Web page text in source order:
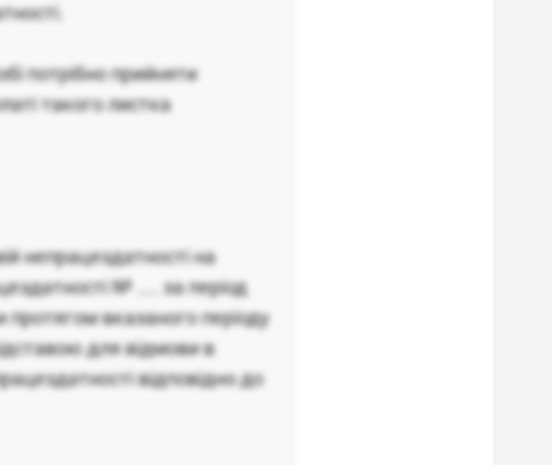
потрібно прийняти
такого листка
непрацездатності на
№ .... за період
протягом вказаного періоду
для відмови в
відповідно до